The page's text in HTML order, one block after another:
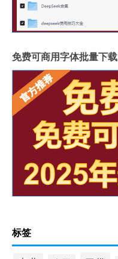
免费可商用字体批量下载
标签